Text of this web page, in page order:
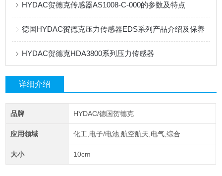
HYDAC贺德克传感器AS1008-C-000的参数及特点
德国HYDAC贺德克压力传感器EDS系列产品介绍及保养
HYDAC贺德克HDA3800系列压力传感器
详细介绍
品牌 HYDAC/德国贺德克
应用领域 化工,电子/电池,航空航天,电气,综合
大小 10cm